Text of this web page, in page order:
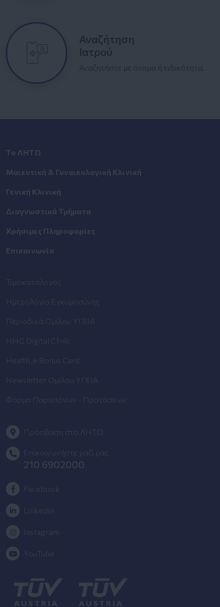
Αναζήτηση
Ιατρού
Αναζητήστε με όνομα ή ειδικότητα.
Το ΛΗΤΩ
Μαιευτική & Γυναικολογική Κλινική
Γενική Κλινική
Διαγνωστικά Τμήματα
Χρήσιμες Πληροφορίες
Επικοινωνία
Τιμοκατάλογος
Ημερολόγιο Εγκυμοσύνης
Περιοδικά Ομίλου ΥΓΕΙΑ
HHG Digital Clinic
Health_e Bonus Card
Newsletter Ομίλου ΥΓΕΙΑ
Φόρμα Παραπόνων - Προτάσεων
Πρόσβαση στο ΛΗΤΩ
Επικοινωνήστε μαζί μας
210 6902000
Facebook
Linkedin
Instagram
YouTube